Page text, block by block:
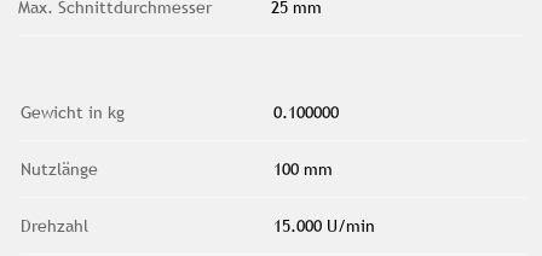
Max. Schnittdurchmesser 25 mm
Gewicht in kg 0.100000
Nutzlänge 100 mm
Drehzahl 15.000 U/min